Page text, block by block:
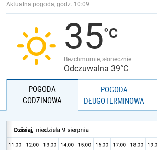
JAKOŚĆ POWIETRZA
Aktualna pogoda, godz. 10:09
35
Bezchmurnie, słonecznie
Odczuwalna 39°C
POGODA
GODZINOWA
POGODA
DŁUGOTERMINOWA